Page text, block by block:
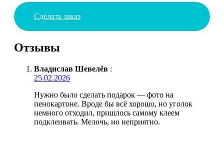
Сделать заказ
Отзывы
Владислав Шевелёв :
25.02.2026
Нужно было сделать подарок — фото на
пенокартоне. Вроде бы всё хорошо, но уголок
немного отходил, пришлось самому клеем
подклеивать. Мелочь, но неприятно.